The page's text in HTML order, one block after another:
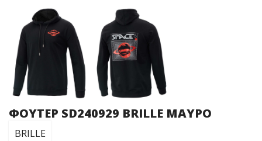
ΦΟΥΤΕΡ SD240929 BRILLE ΜΑΥΡΟ
BRILLE